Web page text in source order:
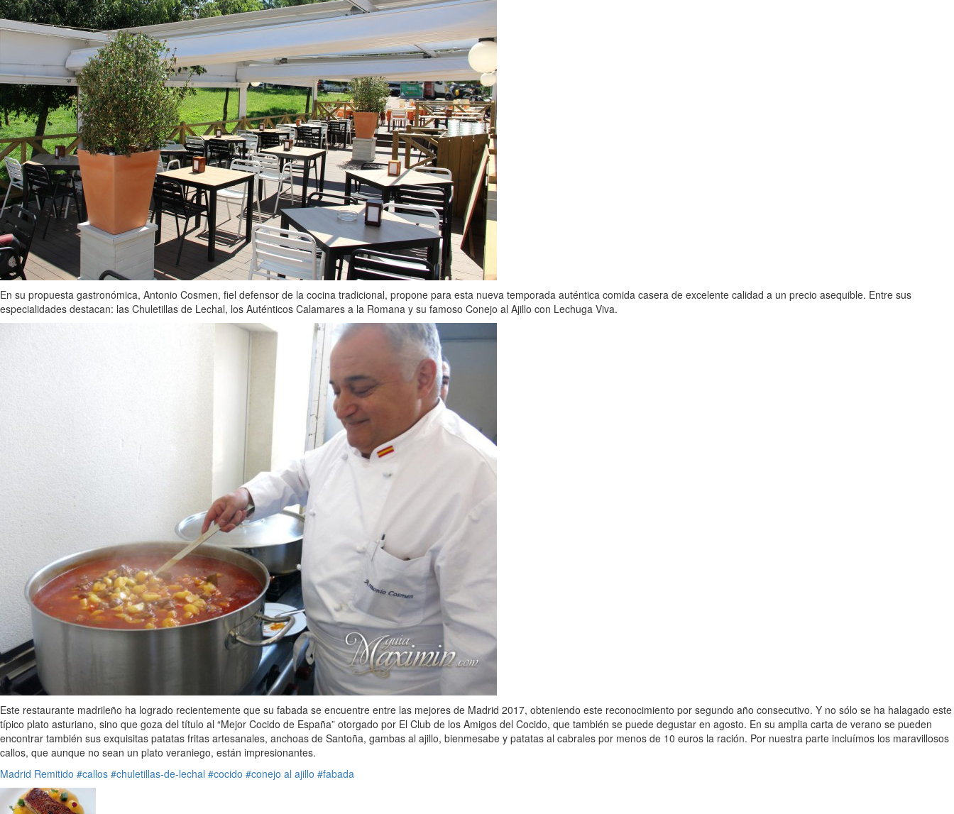
En su propuesta gastronómica, Antonio Cosmen, fiel defensor de la cocina tradicional, propone para esta nueva temporada auténtica comida casera de excelente calidad a un precio asequible. Entre sus
especialidades destacan: las Chuletillas de Lechal, los Auténticos Calamares a la Romana y su famoso Conejo al Ajillo con Lechuga Viva.
Este restaurante madrileño ha logrado recientemente que su fabada se encuentre entre las mejores de Madrid 2017, obteniendo este reconocimiento por segundo año consecutivo. Y no sólo se ha halagado este
típico plato asturiano, sino que goza del título al “Mejor Cocido de España” otorgado por El Club de los Amigos del Cocido, que también se puede degustar en agosto. En su amplia carta de verano se pueden
encontrar también sus exquisitas patatas fritas artesanales, anchoas de Santoña, gambas al ajillo, bienmesabe y patatas al cabrales por menos de 10 euros la ración. Por nuestra parte incluímos los maravillosos
callos, que aunque no sean un plato veraniego, están impresionantes.
Madrid Remitido #callos #chuletillas-de-lechal #cocido #conejo al ajillo #fabada